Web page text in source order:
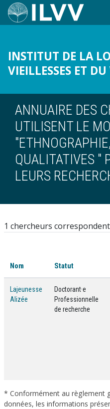
Aller
au
INSTITUT DE LA
VIEILLESSES ET
ANNUAIRE DES
UTILISENT LE
QUALITATIVES "
LEURS
1 chercheurs
Nom Statut
Lajeunesse
Alizée
Doctorant·e
Professionnelle
de recherche
* Conformément au règlement
données, les informations